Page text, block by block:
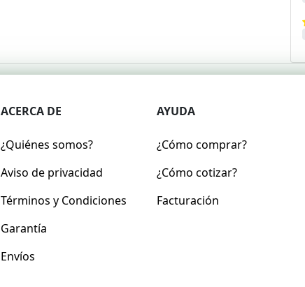
ACERCA DE
¿Quiénes somos?
Aviso de privacidad
Términos y Condiciones
Garantía
Envíos
AYUDA
¿Cómo comprar?
¿Cómo cotizar?
Facturación